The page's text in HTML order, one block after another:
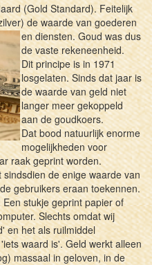
(Gold Standard). Feitelijk
de waarde van goederen
en diensten. Goud was dus
de vaste rekeneenheid.
Dit principe is in 1971
losgelaten. Sinds dat jaar is
de waarde van geld niet
langer meer gekoppeld
aan de goudkoers.
Dat bood natuurlijk enorme
mogelijkheden voor
raak geprint worden.
de enige waarde van
gebruikers eraan toekennen.
stukje geprint papier of
Slechts omdat wij
en het als ruilmiddel
waard is'. Geld werkt alleen
massaal in geloven, in de